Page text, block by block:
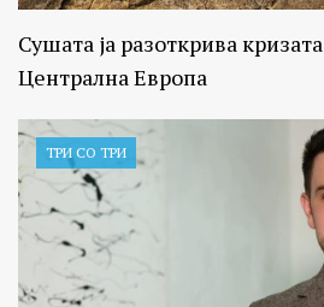
Сушата ја разоткрива
Централна Европа
ТРИ СО ТРИ